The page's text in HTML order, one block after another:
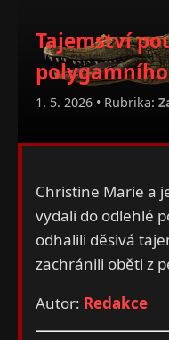
Tajemství
1. 5. 2026 • Rubrika:
Christine Marie a
vydali do odlehlé
odhalili děsivá
zachránili oběti z
Autor: Redakce